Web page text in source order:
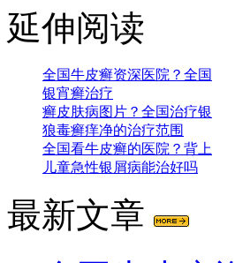
延伸阅读
全国牛皮癣资深医院？全国
银宵癣治疗
癣皮肤病图片？全国治疗银
狼毒癣痒净的治疗范围
全国看牛皮癣的医院？背上
儿童急性银屑病能治好吗
最新文章